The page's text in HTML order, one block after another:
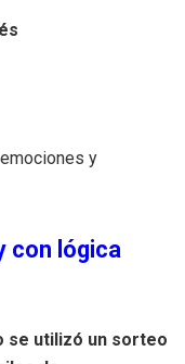
y
con lógica
se utilizó un sorteo